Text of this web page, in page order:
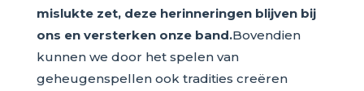
mislukte zet, deze herinneringen blijven bij
ons en versterken onze band.Bovendien
kunnen we door het spelen van
geheugenspellen ook tradities creëren